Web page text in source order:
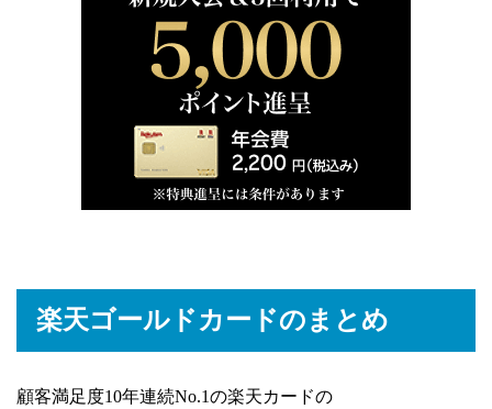
楽天ゴールドカードのまとめ
顧客満足度10年連続No.1の楽天カードの